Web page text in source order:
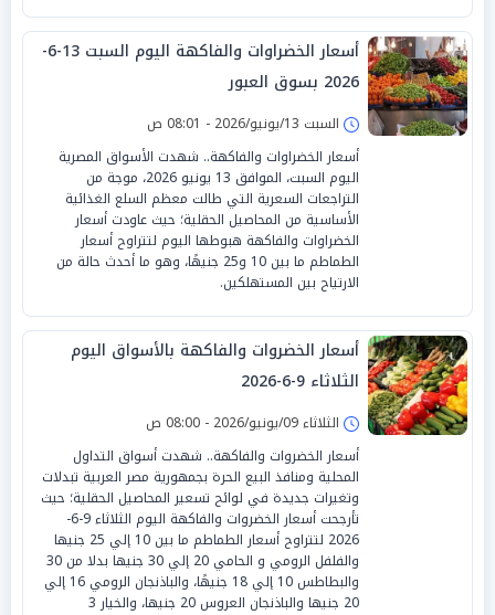
أسعار الخضراوات والفاكهة اليوم السبت 13-6-
2026 بسوق العبور
السبت 13/يونيو/2026 - 08:01 ص
أسعار الخضراوات والفاكهة.. شهدت الأسواق المصرية
اليوم السبت، الموافق 13 يونيو 2026، موجة من
التراجعات السعرية التي طالت معظم السلع الغذائية
الأساسية من المحاصيل الحقلية؛ حيث عاودت أسعار
الخضراوات والفاكهة هبوطها اليوم لتتراوح أسعار
الطماطم ما بين 10 و25 جنيهًا، وهو ما أحدث حالة من
الارتياح بين المستهلكين.
أسعار الخضروات والفاكهة بالأسواق اليوم
الثلاثاء 9-6-2026
الثلاثاء 09/يونيو/2026 - 08:00 ص
أسعار الخضروات والفاكهة.. شهدت أسواق التداول
المحلية ومنافذ البيع الحرة بجمهورية مصر العربية تبدلات
وتغيرات جديدة في لوائح تسعير المحاصيل الحقلية؛ حيث
تأرجحت أسعار الخضروات والفاكهة اليوم الثلاثاء 9-6-
2026 لتتراوح أسعار الطماطم ما بين 10 إلي 25 جنيها
والفلفل الرومي و الحامي 20 إلي 30 جنيها بدلا من 30
والبطاطس 10 إلي 18 جنيهًا، والباذنجان الرومي 16 إلي
20 جنيها والباذنجان العروس 20 جنيها، والخيار 3